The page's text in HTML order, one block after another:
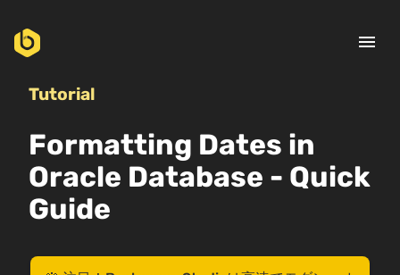
menu
Tutorial
Formatting Dates in
Oracle Database - Quick
Guide